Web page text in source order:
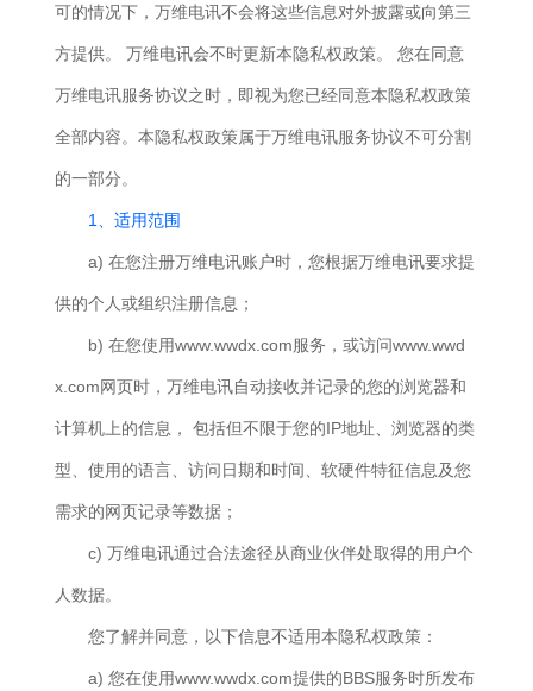
可的情况下，万维电讯不会将这些信息对外披露或向第三
方提供。 万维电讯会不时更新本隐私权政策。 您在同意
万维电讯服务协议之时，即视为您已经同意本隐私权政策
全部内容。本隐私权政策属于万维电讯服务协议不可分割
的一部分。
1、适用范围
a) 在您注册万维电讯账户时，您根据万维电讯要求提
供的个人或组织注册信息；
b) 在您使用www.wwdx.com服务，或访问www.wwd
x.com网页时，万维电讯自动接收并记录的您的浏览器和
计算机上的信息， 包括但不限于您的IP地址、浏览器的类
型、使用的语言、访问日期和时间、软硬件特征信息及您
需求的网页记录等数据；
c) 万维电讯通过合法途径从商业伙伴处取得的用户个
人数据。
您了解并同意，以下信息不适用本隐私权政策：
a) 您在使用www.wwdx.com提供的BBS服务时所发布